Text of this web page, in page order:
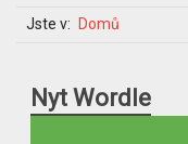
Jste v: Domů
Nyt Wordle